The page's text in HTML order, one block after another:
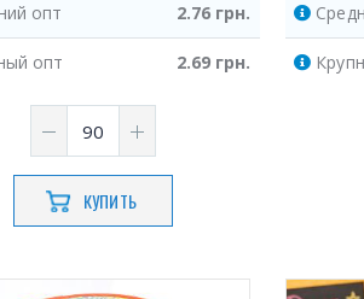
опт 2.76 грн.
опт 2.69 грн.
КУПИТЬ